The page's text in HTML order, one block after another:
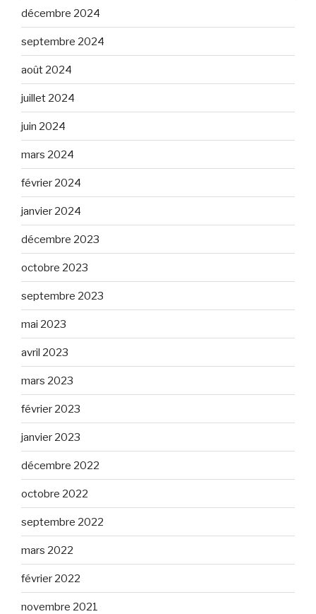
décembre 2024
septembre 2024
août 2024
juillet 2024
juin 2024
mars 2024
février 2024
janvier 2024
décembre 2023
octobre 2023
septembre 2023
mai 2023
avril 2023
mars 2023
février 2023
janvier 2023
décembre 2022
octobre 2022
septembre 2022
mars 2022
février 2022
novembre 2021